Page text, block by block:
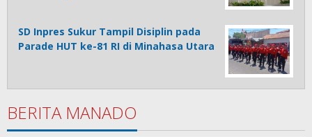
SD Inpres Sukur Tampil Disiplin pada
Parade HUT ke-81 RI di Minahasa Utara
BERITA MANADO